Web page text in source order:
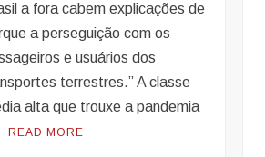
a fora cabem explicações de
a perseguição com os
e usuários dos
terrestres.” A classe
alta que trouxe a pandemia
READ MORE